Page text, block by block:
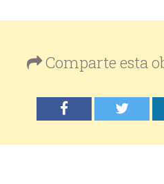
Comparte esta